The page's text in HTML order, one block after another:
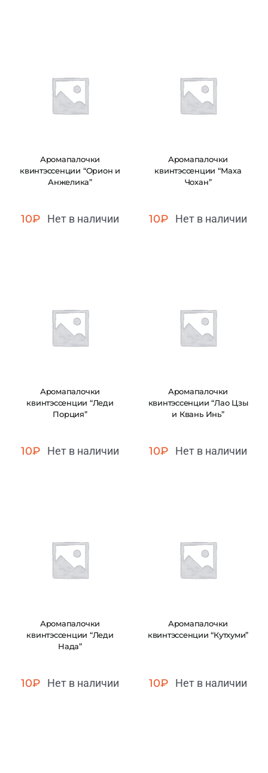
Аромапалочки
квинтэссенции “Орион и
Анжелика”
10₽ Нет в наличии
Аромапалочки
квинтэссенции “Маха
Чохан”
10₽ Нет в наличии
Аромапалочки
квинтэссенции “Леди
Порция”
10₽ Нет в наличии
Аромапалочки
квинтэссенции “Лао Цзы
и Квань Инь”
10₽ Нет в наличии
Аромапалочки
квинтэссенции “Леди
Нада”
10₽ Нет в наличии
Аромапалочки
квинтэссенции “Кутхуми”
10₽ Нет в наличии